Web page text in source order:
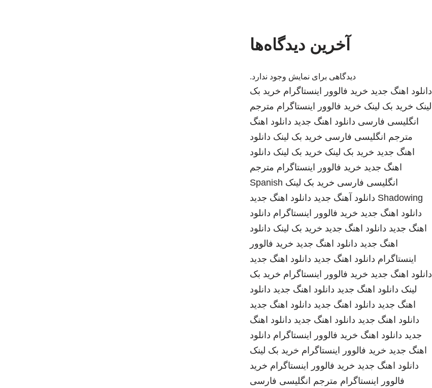
آخرین دیدگاه‌ها
دیدگاهی برای نمایش وجود ندارد.
دانلود اهنگ جدید خرید فالوور اینستاگرام خرید بک
لینک خرید بک لینک خرید فالوور اینستاگرام مترجم
انگلیسی فارسی دانلود اهنگ جدید دانلود اهنگ
مترجم انگلیسی فارسی خرید بک لینک دانلود
اهنگ جدید خرید بک لینک خرید بک لینک دانلود
اهنگ جدید خرید فالوور اینستاگرام مترجم
انگلیسی فارسی خرید بک لینک Spanish
Shadowing دانلود آهنگ جدید دانلود اهنگ جدید
دانلود اهنگ جدید خرید فالوور اینستاگرام دانلود
اهنگ جدید دانلود اهنگ جدید خرید بک لینک دانلود
اهنگ جدید دانلود اهنگ جدید خرید فالوور
اینستاگرام دانلود اهنگ جدید دانلود اهنگ جدید
دانلود اهنگ جدید خرید فالوور اینستاگرام خرید بک
لینک دانلود اهنگ جدید دانلود اهنگ جدید دانلود
اهنگ جدید دانلود اهنگ جدید دانلود اهنگ جدید
دانلود اهنگ جدید دانلود اهنگ جدید دانلود اهنگ
جدید دانلود اهنگ خرید فالوور اینستاگرام دانلود
اهنگ جدید خرید فالوور اینستاگرام خرید بک لینک
دانلود اهنگ جدید خرید فالوور اینستاگرام خرید
فالوور اینستاگرام مترجم انگلیسی فارسی